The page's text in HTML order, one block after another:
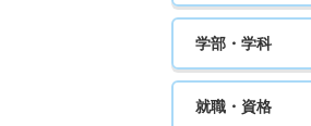
学部・学科
就職・資格